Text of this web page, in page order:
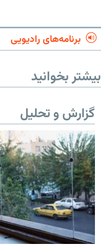
برنامه‌های رادیویی
بیشتر بخوانید
گزارش و تحلیل